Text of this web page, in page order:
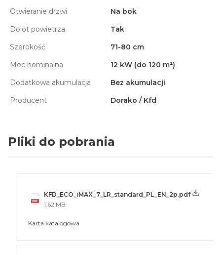
Otwieranie drzwi
Na bok
Dolot powietrza
Tak
Szerokość
71-80 cm
Moc nominalna
12 kW (do 120 m²)
Dodatkowa akumulacja
Bez akumulacji
Producent
Dorako / Kfd
Pliki do pobrania
KFD_ECO_iMAX_7_LR_standard_PL_EN_2p.pdf
1.62 MB
Karta katalogowa